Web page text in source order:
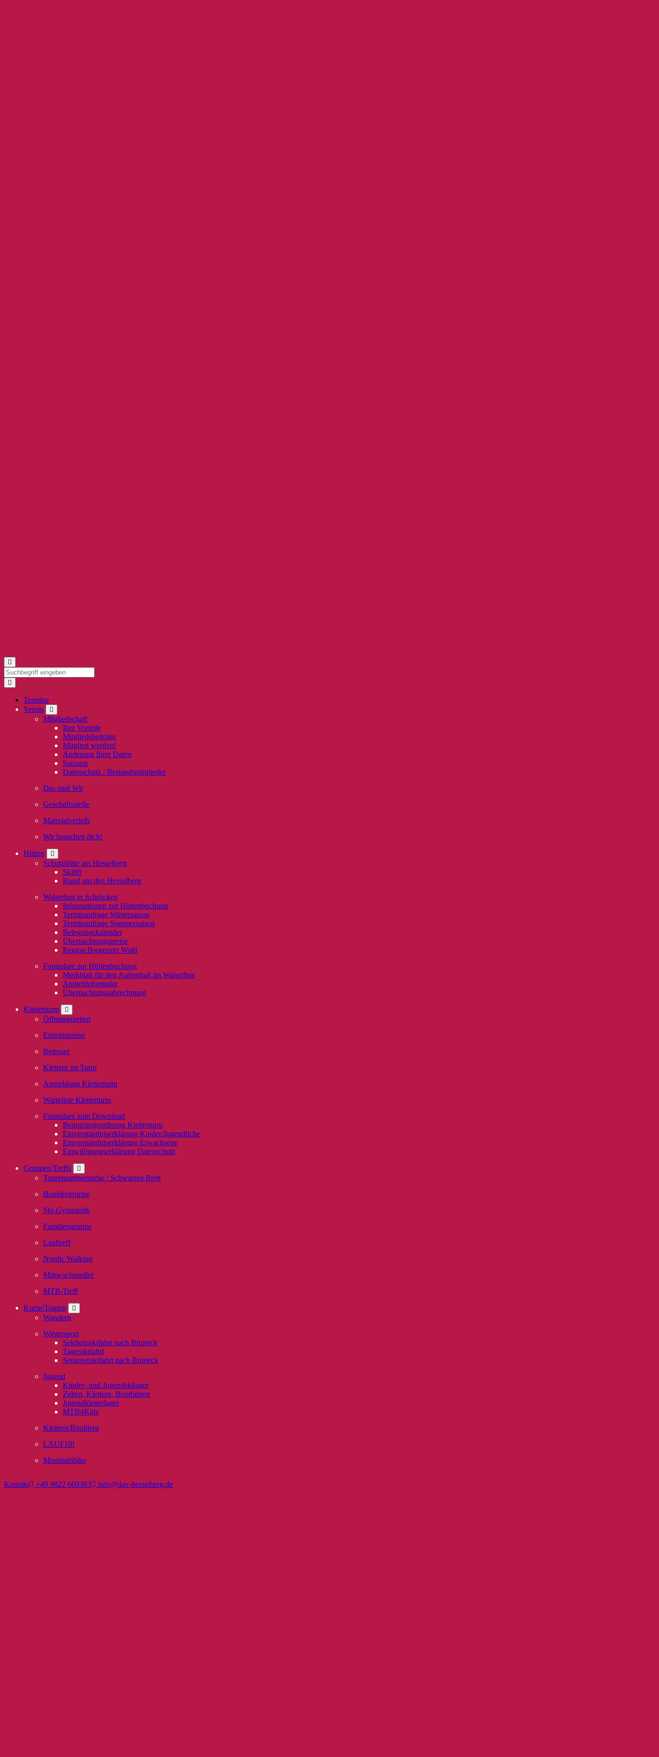
Termine
Verein
Mitgliedschaft
Ihre Vorteile
Mitgliedsbeiträge
Mitglied werden!
Änderung Ihrer Daten
Satzung
Datenschutz / Bestandsmitglieder
Das sind Wir
Geschäftsstelle
Materialverleih
Wir brauchen dich!
Hütten
Schutzhütte am Hesselberg
Skilift
Rund um den Hesselberg
Walserhus in Schröcken
Informationen zur Hüttenbuchung
Terminanfrage Wintersaison
Terminanfrage Sommersaison
Belegungskalender
Übernachtungspreise
Region Bregenzer Wald
Formulare zur Hüttenbuchung
Merkblatt für den Aufenthalt im Walserhus
Anmeldeformular
Übernachtungsabrechnung
Kletterturm
Öffnungszeiten
Eintrittspreise
Betreuer
Klettern im Turm
Anmeldung Kletterturm
Warteliste Kletterturm
Formulare zum Download
Benutzungsordnung Kletterturm
Einverständniserklärung Kinder/Jugendliche
Einverständniserklärung Erwachsene
Einwilligungserklärung Datenschutz
Gruppen/Treffs
Tourenpartnersuche / Schwarzes Brett
Bouldergruppe
Ski-Gymnastik
Familiengruppe
Lauftreff
Nordic Walking
Mittwochsradler
MTB-Treff
Kurse/Touren
Wandern
Wintersport
Sektionsskifahrt nach Bruneck
Tagesskifahrt
Seniorenskifahrt nach Bruneck
Jugend
Kinder- und Jugendskilager
Zelten, Klettern, Bootfahren
Jugendkletterlager
MTB4Kids
Klettern/Bouldern
LAUF10!
Mountainbike
Kontakt +49 9822 609383 info@dav-hesselberg.de